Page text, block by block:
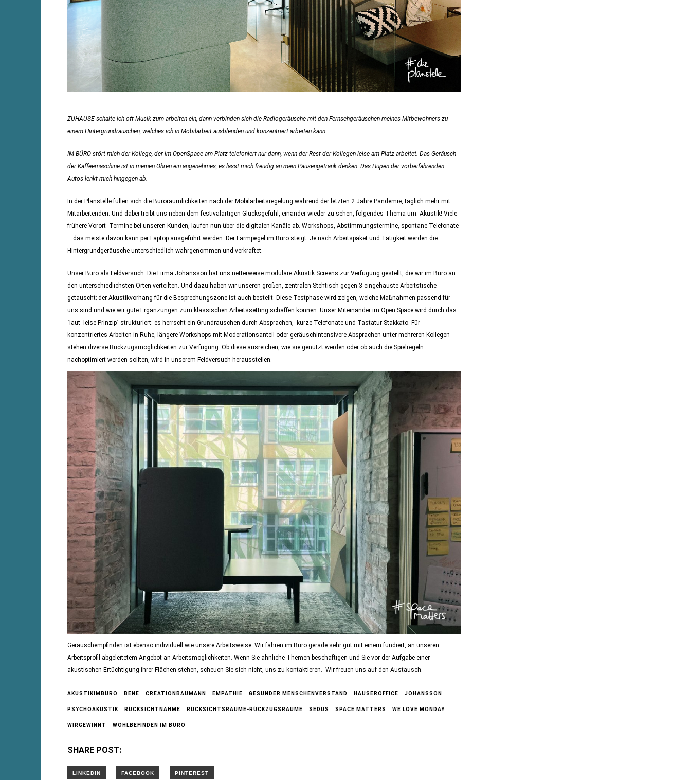
ZUHAUSE schalte ich oft Musik zum arbeiten ein, dann verbinden sich die Radiogeräusche mit den Fernsehgeräuschen meines Mitbewohners zu
einem Hintergrundrauschen, welches ich in Mobilarbeit ausblenden und konzentriert arbeiten kann.
IM BÜRO stört mich der Kollege, der im OpenSpace am Platz telefoniert nur dann, wenn der Rest der Kollegen leise am Platz arbeitet. Das Geräusch
der Kaffeemaschine ist in meinen Ohren ein angenehmes, es lässt mich freudig an mein Pausengetränk denken. Das Hupen der vorbeifahrenden
Autos lenkt mich hingegen ab.
In der Planstelle füllen sich die Büroräumlichkeiten nach der Mobilarbeitsregelung während der letzten 2 Jahre Pandemie, täglich mehr mit
Mitarbeitenden. Und dabei treibt uns neben dem festivalartigen Glücksgefühl, einander wieder zu sehen, folgendes Thema um: Akustik! Viele
frühere Vorort- Termine bei unseren Kunden, laufen nun über die digitalen Kanäle ab. Workshops, Abstimmungstermine, spontane Telefonate
– das meiste davon kann per Laptop ausgeführt werden. Der Lärmpegel im Büro steigt. Je nach Arbeitspaket und Tätigkeit werden die
Hintergrundgeräusche unterschiedlich wahrgenommen und verkraftet.
Unser Büro als Feldversuch. Die Firma Johansson hat uns netterweise modulare Akustik Screens zur Verfügung gestellt, die wir im Büro an
den unterschiedlichsten Orten verteilten. Und dazu haben wir unseren großen, zentralen Stehtisch gegen 3 eingehauste Arbeitstische
getauscht; der Akustikvorhang für die Besprechungszone ist auch bestellt. Diese Testphase wird zeigen, welche Maßnahmen passend für
uns sind und wie wir gute Ergänzungen zum klassischen Arbeitssetting schaffen können. Unser Miteinander im Open Space wird durch das
`laut- leise Prinzip` strukturiert: es herrscht ein Grundrauschen durch Absprachen, kurze Telefonate und Tastatur-Stakkato. Für
konzentriertes Arbeiten in Ruhe, längere Workshops mit Moderationsanteil oder geräuschintensivere Absprachen unter mehreren Kollegen
stehen diverse Rückzugsmöglichkeiten zur Verfügung. Ob diese ausreichen, wie sie genutzt werden oder ob auch die Spielregeln
nachoptimiert werden sollten, wird in unserem Feldversuch herausstellen.
Geräuschempfinden ist ebenso individuell wie unsere Arbeitsweise. Wir fahren im Büro gerade sehr gut mit einem fundiert, an unseren
Arbeitsprofil abgeleitetem Angebot an Arbeitsmöglichkeiten. Wenn Sie ähnliche Themen beschäftigen und Sie vor der Aufgabe einer
akustischen Ertüchtigung ihrer Flächen stehen, scheuen Sie sich nicht, uns zu kontaktieren. Wir freuen uns auf den Austausch.
AKUSTIKIMBÜRO BENE CREATIONBAUMANN EMPATHIE GESUNDER MENSCHENVERSTAND HAUSEROFFICE JOHANSSON
PSYCHOAKUSTIK RÜCKSICHTNAHME RÜCKSICHTSRÄUME-RÜCKZUGSRÄUME SEDUS SPACE MATTERS WE LOVE MONDAY
WIRGEWINNT WOHLBEFINDEN IM BÜRO
SHARE POST: